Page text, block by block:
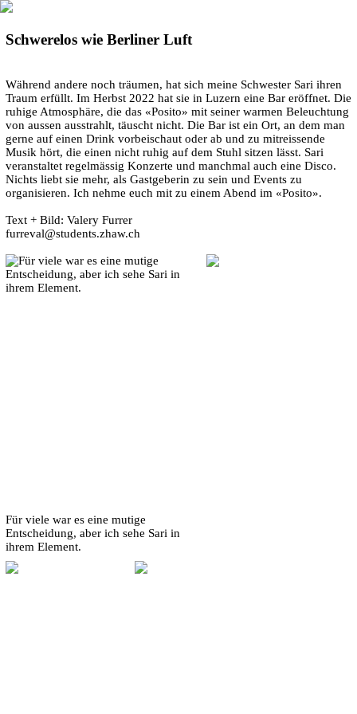
Schwerelos wie Berliner Luft
Während andere noch träumen, hat sich meine Schwester Sari ihren
Traum erfüllt. Im Herbst 2022 hat sie in Luzern eine Bar eröffnet. Die
ruhige Atmosphäre, die das «Posito» mit seiner warmen Beleuchtung
von aussen ausstrahlt, täuscht nicht. Die Bar ist ein Ort, an dem man
gerne auf einen Drink vorbeischaut oder ab und zu mitreissende
Musik hört, die einen nicht ruhig auf dem Stuhl sitzen lässt. Sari
veranstaltet regelmässig Konzerte und manchmal auch eine Disco.
Nichts liebt sie mehr, als Gastgeberin zu sein und Events zu
organisieren. Ich nehme euch mit zu einem Abend im «Posito».
Text + Bild: Valery Furrer
furreval@students.zhaw.ch
Für viele war es eine mutige
Entscheidung, aber ich sehe Sari in
ihrem Element.